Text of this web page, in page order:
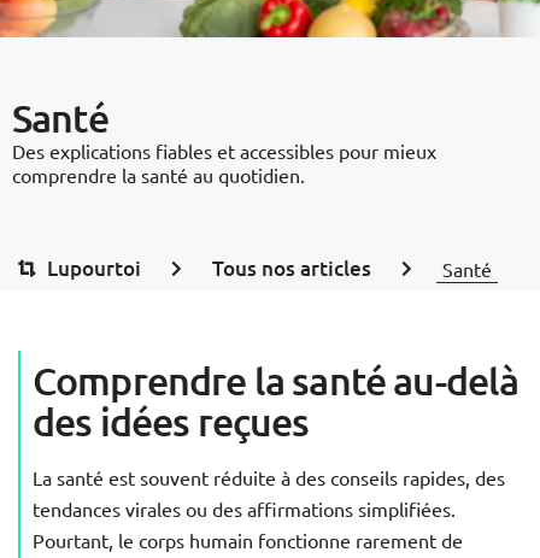
Santé
Des explications fiables et accessibles pour mieux
comprendre la santé au quotidien.
Lupourtoi Tous nos articles Santé
Comprendre la santé au-delà
des idées reçues
La santé est souvent réduite à des conseils rapides, des
tendances virales ou des affirmations simplifiées.
Pourtant, le corps humain fonctionne rarement de